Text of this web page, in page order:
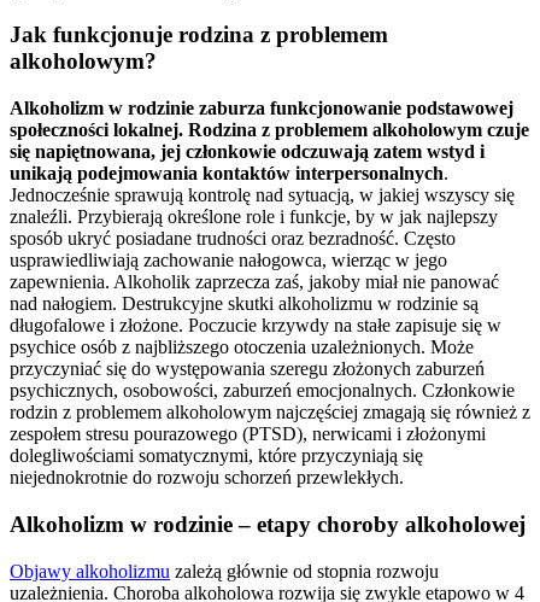
Jak funkcjonuje rodzina z problemem
alkoholowym?
Alkoholizm w rodzinie zaburza funkcjonowanie podstawowej
społeczności lokalnej. Rodzina z problemem alkoholowym czuje
się napiętnowana, jej członkowie odczuwają zatem wstyd i
unikają podejmowania kontaktów interpersonalnych.
Jednocześnie sprawują kontrolę nad sytuacją, w jakiej wszyscy się
znaleźli. Przybierają określone role i funkcje, by w jak najlepszy
sposób ukryć posiadane trudności oraz bezradność. Często
usprawiedliwiają zachowanie nałogowca, wierząc w jego
zapewnienia. Alkoholik zaprzecza zaś, jakoby miał nie panować
nad nałogiem. Destrukcyjne skutki alkoholizmu w rodzinie są
długofalowe i złożone. Poczucie krzywdy na stałe zapisuje się w
psychice osób z najbliższego otoczenia uzależnionych. Może
przyczyniać się do występowania szeregu złożonych zaburzeń
psychicznych, osobowości, zaburzeń emocjonalnych. Członkowie
rodzin z problemem alkoholowym najczęściej zmagają się również z
zespołem stresu pourazowego (PTSD), nerwicami i złożonymi
dolegliwościami somatycznymi, które przyczyniają się
niejednokrotnie do rozwoju schorzeń przewlekłych.
Alkoholizm w rodzinie – etapy choroby alkoholowej
Objawy alkoholizmu zależą głównie od stopnia rozwoju
uzależnienia. Choroba alkoholowa rozwija się zwykle etapowo w 4